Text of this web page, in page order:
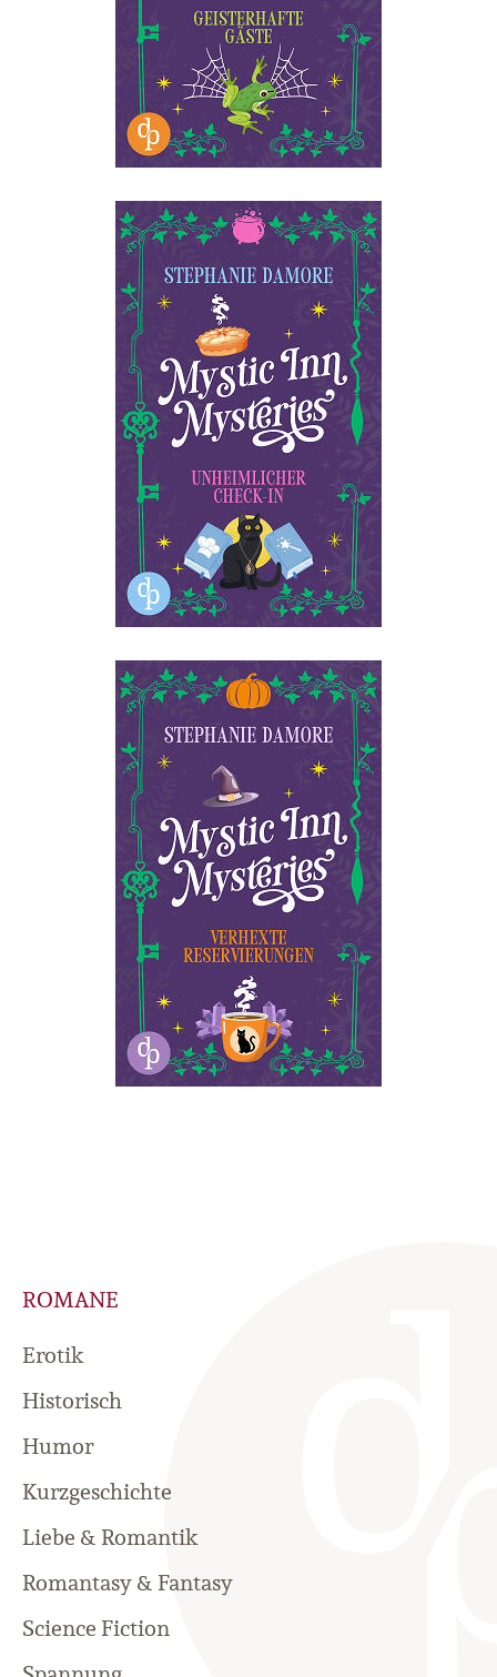
ROMANE
Erotik
Historisch
Humor
Kurzgeschichte
Liebe & Romantik
Romantasy & Fantasy
Science Fiction